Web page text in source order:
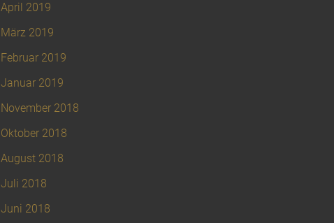
April 2019
März 2019
Februar 2019
Januar 2019
November 2018
Oktober 2018
August 2018
Juli 2018
Juni 2018